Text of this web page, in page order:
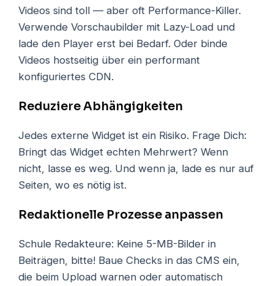
Videos sind toll — aber oft Performance-Killer.
Verwende Vorschaubilder mit Lazy-Load und
lade den Player erst bei Bedarf. Oder binde
Videos hostseitig über ein performant
konfiguriertes CDN.
Reduziere Abhängigkeiten
Jedes externe Widget ist ein Risiko. Frage Dich:
Bringt das Widget echten Mehrwert? Wenn
nicht, lasse es weg. Und wenn ja, lade es nur auf
Seiten, wo es nötig ist.
Redaktionelle Prozesse anpassen
Schule Redakteure: Keine 5-MB-Bilder in
Beiträgen, bitte! Baue Checks in das CMS ein,
die beim Upload warnen oder automatisch